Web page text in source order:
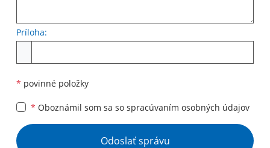
Príloha:
* povinné položky
* Oboznámil som sa so spracúvaním osobných údajov
Google reCaptcha Response
Odoslať správu